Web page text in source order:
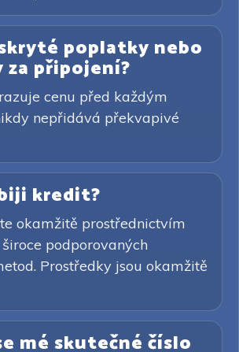
poplatky nebo
připojení?
cenu před každým
nepřidává překvapivé
kredit?
okamžitě prostřednictvím
široce podporovaných
Prostředky jsou okamžitě
mé skutečné číslo